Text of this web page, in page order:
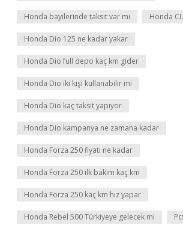
Honda bayilerinde taksit var mı Honda
Honda Dio 125 ne kadar yakar
Honda Dio full depo kaç km gider
Honda Dio iki kişi kullanabilir mi
Honda Dio kaç taksit yapıyor
Honda Dio kampanya ne zamana kadar
Honda Forza 250 fiyatı ne kadar
Honda Forza 250 ilk bakım kaç km
Honda Forza 250 kaç km hız yapar
Honda Rebel 500 Türkiyeye gelecek mi